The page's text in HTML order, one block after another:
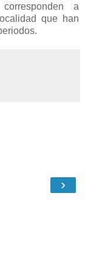
a
que han
›